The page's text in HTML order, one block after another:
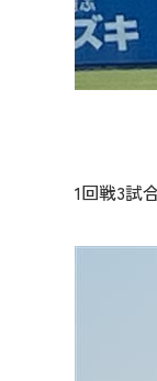
1回戦3試